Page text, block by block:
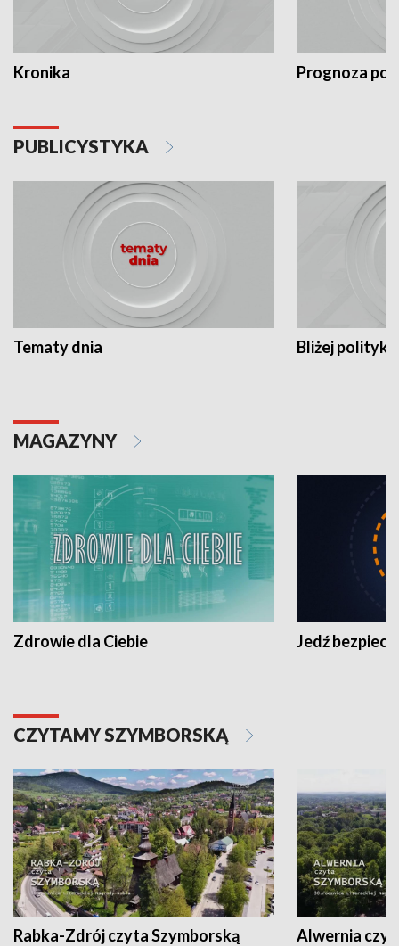
Kronika Prognoza
PUBLICYSTYKA
Tematy dnia Bliżej polityki
MAGAZYNY
Zdrowie dla Ciebie Jedź
CZYTAMY SZYMBORSKĄ
Rabka-Zdrój czyta Szymborską Alwernia